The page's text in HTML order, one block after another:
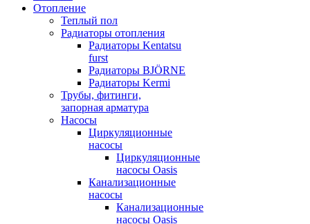
Отопление
Теплый пол
Радиаторы отопления
Радиаторы Kentatsu
furst
Радиаторы BJÖRNE
Радиаторы Kermi
Трубы, фитинги,
запорная арматура
Насосы
Циркуляционные
насосы
Циркуляционные
насосы Oasis
Канализационные
насосы
Канализационные
насосы Oasis